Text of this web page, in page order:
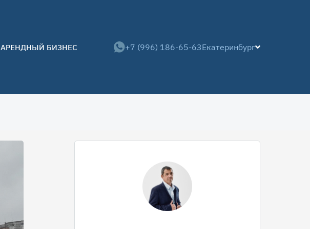
АРЕНДНЫЙ БИЗНЕС +7 (996) 186-65-63Екатеринбург